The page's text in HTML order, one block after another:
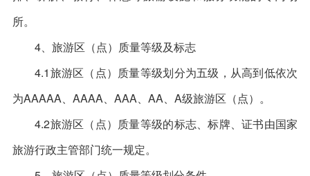
所。
4、旅游区（点）质量等级及标志
4.1旅游区（点）质量等级划分为五级，从高到低依次
为AAAAA、AAAA、AAA、AA、A级旅游区（点）。
4.2旅游区（点）质量等级的标志、标牌、证书由国家
旅游行政主管部门统一规定。